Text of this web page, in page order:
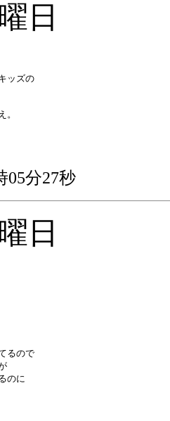
日
ッズの
。
05分27秒
日
るので
のに